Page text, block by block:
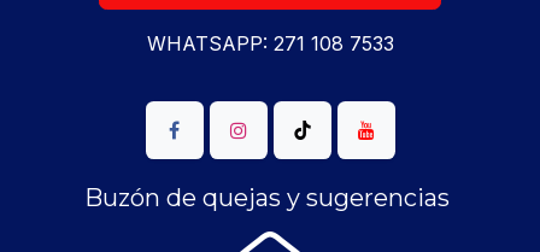
WHATSAPP: 271 108 7533
Buzón de quejas y sugerencias